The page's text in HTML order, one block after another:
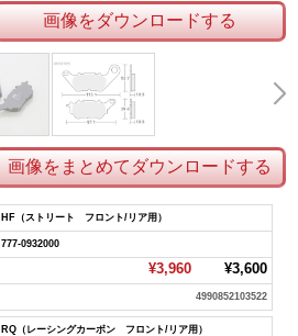
画像をダウンロードする
画像をまとめてダウンロードする
HF（ストリート フロント/リア用）
777-0932000
¥3,960¥3,600
4990852103522
RQ（レーシングカーボン フロント/リア用）